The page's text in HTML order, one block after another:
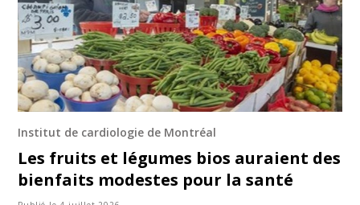
Institut de cardiologie de Montréal
Les fruits et légumes bios auraient des
bienfaits modestes pour la santé